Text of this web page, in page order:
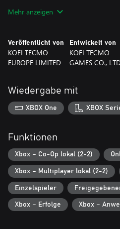
Season Pass 2 Bonus
Zusätzliche Outfits (16)
Zusätzliche Waffen (6)
Zusätzliche Szenarien (4)
Hinweis: Ein Set mit Inhalten
erhältlich. Mehr darüber erfährst du
Mehr anzeigen
Veröffentlicht von
KOEI TECMO
EUROPE LIMITED
Entwickelt von
KOEI TECMO
GAMES CO.,
Wiedergabe mit
XBOX One XBOX
Funktionen
Xbox – Co-Op lokal (2-2)
Xbox – Multiplayer lokal (2-2)
Einzelspieler
Xbox – Erfolge Xbox –